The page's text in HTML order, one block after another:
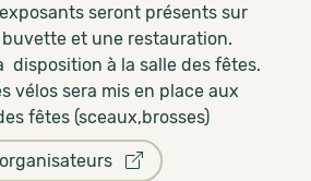
seront présents sur
buvette et une restauration.
disposition à la salle des fêtes.
vélos sera mis en place aux
fêtes (sceaux,brosses)